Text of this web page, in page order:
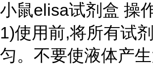
小鼠elisa试剂盒 操
1)使用前,将所有试
匀。不要使液体产